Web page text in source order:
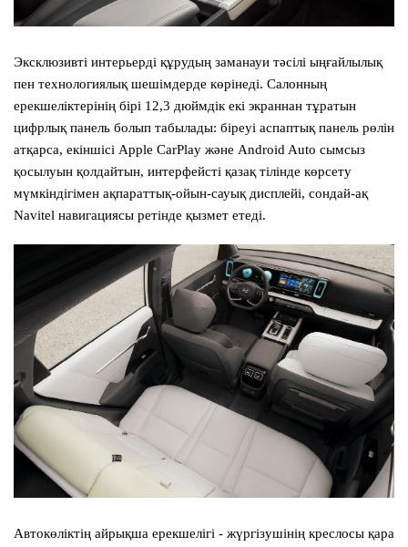
Эксклюзивті интерьерді құрудың заманауи тәсілі ыңғайлылық
пен технологиялық шешімдерде көрінеді. Салонның
ерекшеліктерінің бірі 12,3 дюймдік екі экраннан тұратын
цифрлық панель болып табылады: біреуі аспаптық панель рөлін
атқарса, екіншісі Apple CarPlay және Android Auto сымсыз
қосылуын қолдайтын, интерфейсті қазақ тілінде көрсету
мүмкіндігімен ақпараттық-ойын-сауық дисплейі, сондай-ақ
Navitel навигациясы ретінде қызмет етеді.
Автокөліктің айрықша ерекшелігі - жүргізушінің креслосы қара